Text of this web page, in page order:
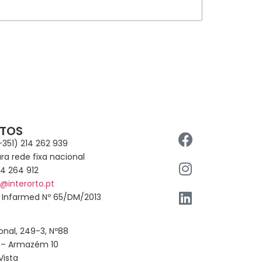
214 262 939
rede fixa nacional
264 912
Nº 65/DM/2013
249-3, Nº88
Armazém 10